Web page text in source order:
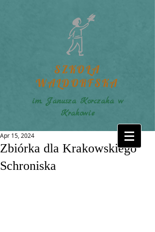
SZKOŁA
WALDORFSKA
im. Janusza Korczaka w
Krakowie
Zbiórka dla Krakowskiego
Schroniska
Apr 15, 2024